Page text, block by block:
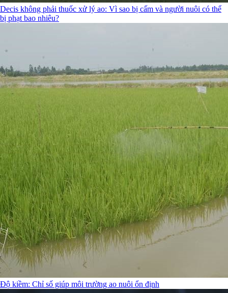
Decis không phải thuốc xử lý ao: Vì sao bị cấm và người nuôi có thể
bị phạt bao nhiêu?
Độ kiềm: Chỉ số giúp môi trường ao nuôi ổn định